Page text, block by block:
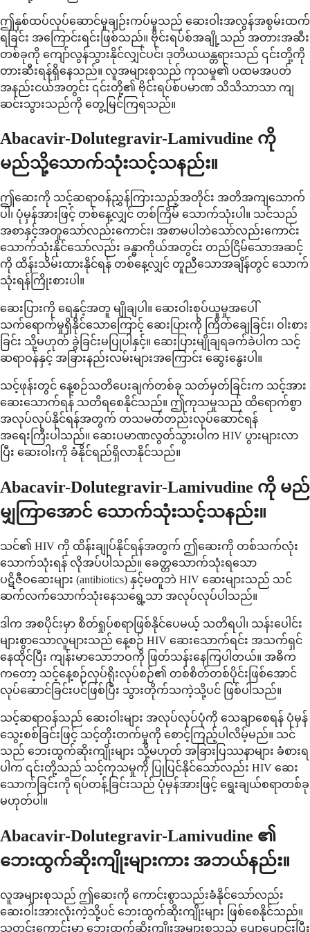
ဤနှစ်ထပ်လုပ်ဆောင်မှုချဉ်းကပ်မှုသည် ဆေးဝါးအလွန်အစွမ်းထက်
ရခြင်း အကြောင်းရင်းဖြစ်သည်။ ဗိုင်းရပ်စ်အချို့သည် အတားအဆီး
တစ်ခုကို ကျော်လွန်သွားနိုင်လျှင်ပင်၊ ဒုတိယယန္တရားသည် ၎င်းတို့ကို
တားဆီးရန်ရှိနေသည်။ လူအများစုသည် ကုသမှု၏ ပထမအပတ်
အနည်းငယ်အတွင်း ၎င်းတို့၏ ဗိုင်းရပ်စ်ပမာဏ သိသိသာသာ ကျ
ဆင်းသွားသည်ကို တွေ့မြင်ကြရသည်။
Abacavir-Dolutegravir-Lamivudine ကို
မည်သို့သောက်သုံးသင့်သနည်း။
ဤဆေးကို သင့်ဆရာဝန်ညွှန်ကြားသည့်အတိုင်း အတိအကျသောက်
ပါ၊ ပုံမှန်အားဖြင့် တစ်နေ့လျှင် တစ်ကြိမ် သောက်သုံးပါ။ သင်သည်
အစာနှင့်အတူသော်လည်းကောင်း၊ အစာမပါဘဲသော်လည်းကောင်း
သောက်သုံးနိုင်သော်လည်း ခန္ဓာကိုယ်အတွင်း တည်ငြိမ်သောအဆင့်
ကို ထိန်းသိမ်းထားနိုင်ရန် တစ်နေ့လျှင် တူညီသောအချိန်တွင် သောက်
သုံးရန်ကြိုးစားပါ။
ဆေးပြားကို ရေနှင့်အတူ မျိုချပါ။ ဆေးဝါးစုပ်ယူမှုအပေါ်
သက်ရောက်မှုရှိနိုင်သောကြောင့် ဆေးပြားကို ကြိတ်ချေခြင်း၊ ဝါးစား
ခြင်း သို့မဟုတ် ခွဲခြင်းမပြုပါနှင့်။ ဆေးပြားမျိုချရခက်ခဲပါက သင့်
ဆရာဝန်နှင့် အခြားနည်းလမ်းများအကြောင်း ဆွေးနွေးပါ။
သင့်ဖုန်းတွင် နေ့စဉ်သတိပေးချက်တစ်ခု သတ်မှတ်ခြင်းက သင့်အား
ဆေးသောက်ရန် သတိရစေနိုင်သည်။ ဤကုသမှုသည် ထိရောက်စွာ
အလုပ်လုပ်နိုင်ရန်အတွက် တသမတ်တည်းလုပ်ဆောင်ရန်
အရေးကြီးပါသည်။ ဆေးပမာဏလွတ်သွားပါက HIV ပွားများလာ
ပြီး ဆေးဝါးကို ခံနိုင်ရည်ရှိလာနိုင်သည်။
Abacavir-Dolutegravir-Lamivudine ကို မည်
မျှကြာအောင် သောက်သုံးသင့်သနည်း။
သင်၏ HIV ကို ထိန်းချုပ်နိုင်ရန်အတွက် ဤဆေးကို တစ်သက်လုံး
သောက်သုံးရန် လိုအပ်ပါသည်။ ခေတ္တသောက်သုံးရသော
ပဋိဇီဝဆေးများ (antibiotics) နှင့်မတူဘဲ HIV ဆေးများသည် သင်
ဆက်လက်သောက်သုံးနေသရွေ့သာ အလုပ်လုပ်ပါသည်။
ဒါက အစပိုင်းမှာ စိတ်ရှုပ်စရာဖြစ်နိုင်ပေမယ့် သတိရပါ၊ သန်းပေါင်း
များစွာသောလူများသည် နေ့စဉ် HIV ဆေးသောက်ရင်း အသက်ရှင်
နေထိုင်ပြီး ကျန်းမာသောဘဝကို ဖြတ်သန်းနေကြပါတယ်။ အဓိက
ကတော့ သင့်နေ့စဉ်လုပ်ရိုးလုပ်စဉ်၏ တစ်စိတ်တစ်ပိုင်းဖြစ်အောင်
လုပ်ဆောင်ခြင်းပင်ဖြစ်ပြီး သွားတိုက်သကဲ့သို့ပင် ဖြစ်ပါသည်။
သင့်ဆရာဝန်သည် ဆေးဝါးများ အလုပ်လုပ်ပုံကို သေချာစေရန် ပုံမှန်
သွေးစစ်ခြင်းဖြင့် သင့်တိုးတက်မှုကို စောင့်ကြည့်ပါလိမ့်မည်။ သင်
သည် ဘေးထွက်ဆိုးကျိုးများ သို့မဟုတ် အခြားပြဿနာများ ခံစားရ
ပါက ၎င်းတို့သည် သင့်ကုသမှုကို ပြုပြင်နိုင်သော်လည်း HIV ဆေး
သောက်ခြင်းကို ရပ်တန့်ခြင်းသည် ပုံမှန်အားဖြင့် ရွေးချယ်စရာတစ်ခု
မဟုတ်ပါ။
Abacavir-Dolutegravir-Lamivudine ၏
ဘေးထွက်ဆိုးကျိုးများကား အဘယ်နည်း။
လူအများစုသည် ဤဆေးကို ကောင်းစွာသည်းခံနိုင်သော်လည်း
ဆေးဝါးအားလုံးကဲ့သို့ပင် ဘေးထွက်ဆိုးကျိုးများ ဖြစ်စေနိုင်သည်။
သတင်းကောင်းမှာ ဘေးထွက်ဆိုးကျိုးအများစုသည် ပျော့ပျောင်းပြီး